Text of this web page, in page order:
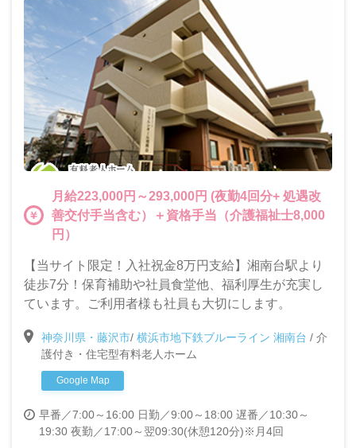
月給223,000円～293,000円 (夜勤4回分+ 処遇改
善交付手当含む）＋資格手当（介護福祉士8,000
円）
【当サイト限定！入社祝金8万円支給】湘南台駅より
徒歩7分！保育補助や社員食堂他、福利厚生が充実し
ています。ご利用者様も社員も大切にします。
神奈川県・藤沢市/ 横浜市地下鉄ブルーライン 湘南台 / 介
護付き・住宅型有料老人ホーム
Google Map
早番／7:00～16:00 日勤／9:00～18:00 遅番／10:30～
19:30 夜勤／17:00～翌09:30(休憩120分)※月4回